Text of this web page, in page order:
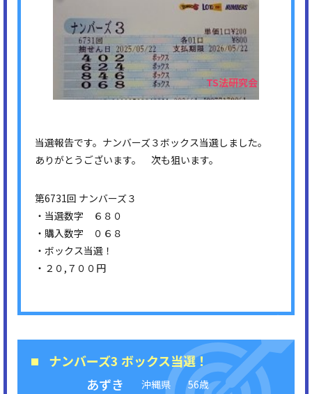
当選報告です。ナンバーズ３ボックス当選しました。
ありがとうございます。 次も狙います。
第6731回 ナンバーズ３
・当選数字 ６８０
・購入数字 ０６８
・ボックス当選！
・２０,７００円
ナンバーズ3 ボックス当選！
あずき
沖縄県 56歳